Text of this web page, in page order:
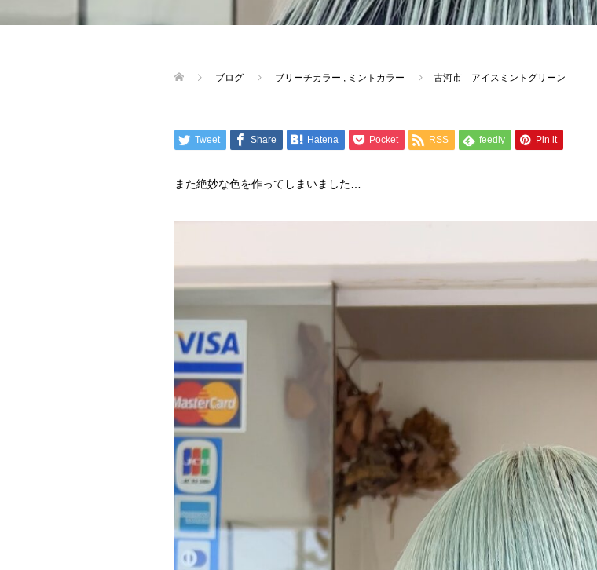
ブログ ブリーチカラー ミントカラー 古河市 アイスミントグリーン
Tweet Share Hatena Pocket RSS feedly Pin it
また絶妙な色を作ってしまいました…